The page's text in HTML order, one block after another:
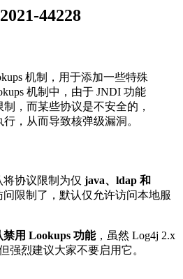
44228
机制，用于添加一些特殊
机制中，由于 JNDI 功能
，而某些协议是不安全的，
，从而导致核弹级漏洞。
将协议限制为仅 java、ldap 和
问限制了，默认仅允许访问本地服
禁用 Lookups 功能，虽然 Log4j 2.x
强烈建议大家不要启用它。